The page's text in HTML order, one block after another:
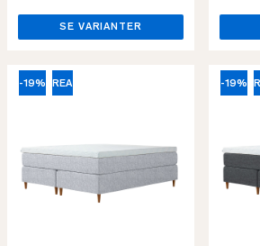
SE VARIANTER
-19% REA -19%